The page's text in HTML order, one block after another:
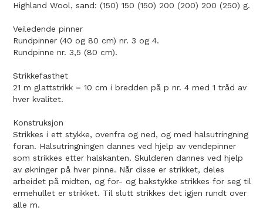
Highland Wool, sand: (150) 150 (150) 200 (200) 200 (250) g.
Veiledende pinner
Rundpinner (40 og 80 cm) nr. 3 og 4.
Rundpinne nr. 3,5 (80 cm).
Strikkefasthet
21 m glattstrikk = 10 cm i bredden på p nr. 4 med 1 tråd av
hver kvalitet.
Konstruksjon
Strikkes i ett stykke, ovenfra og ned, og med halsutringning
foran. Halsutringningen dannes ved hjelp av vendepinner
som strikkes etter halskanten. Skulderen dannes ved hjelp
av økninger på hver pinne. Når disse er strikket, deles
arbeidet på midten, og for- og bakstykke strikkes for seg til
ermehullet er strikket. Til slutt strikkes det igjen rundt over
alle m.